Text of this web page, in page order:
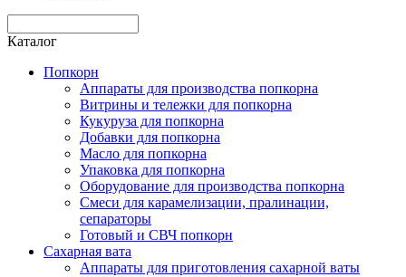
Каталог
Попкорн
Аппараты для производства попкорна
Витрины и тележки для попкорна
Кукуруза для попкорна
Добавки для попкорна
Масло для попкорна
Упаковка для попкорна
Оборудование для производства попкорна
Смеси для карамелизации, пралинации,
сепараторы
Готовый и СВЧ попкорн
Сахарная вата
Аппараты для приготовления сахарной ваты